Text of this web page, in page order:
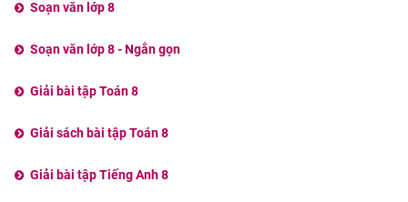
Soạn văn lớp 8
Soạn văn lớp 8 - Ngắn gọn
Giải bài tập Toán 8
Giải sách bài tập Toán 8
Giải bài tập Tiếng Anh 8